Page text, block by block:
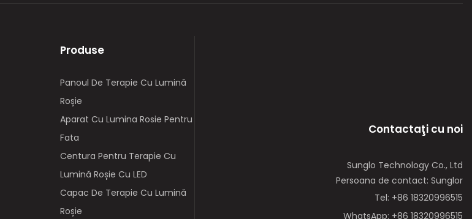
Produse
Panoul De Terapie Cu Lumină
Roșie
Aparat Cu Lumina Rosie Pentru
Fata
Centura Pentru Terapie Cu
Lumină Roșie Cu LED
Capac De Terapie Cu Lumină
Roșie
Contactaţi cu noi
Sunglo Technology Co., Ltd
Persoana de contact: Sunglor
Tel: +86 18320996515
WhatsApp: +86 18320996515